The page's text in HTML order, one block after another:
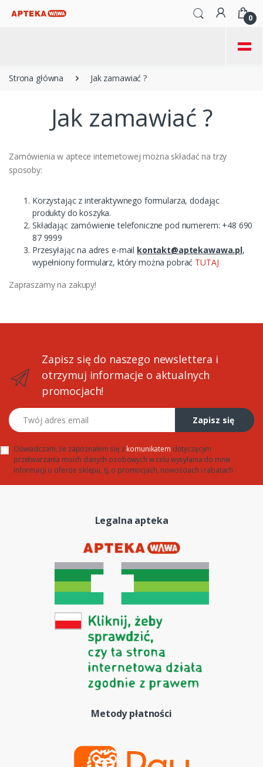
0
=
Strona główna Jak zamawiać ?
Jak zamawiać ?
Zamówienia w aptece internetowej można składać na trzy
sposoby:
Korzystając z interaktywnego formularza, dodając
produkty do koszyka.
Składając zamówienie telefoniczne pod numerem: +48 690
87 9999
Przesyłając na adres e-mail kontakt@aptekawawa.pl,
wypełniony formularz, który można pobrać TUTAJ
Zapraszamy na zakupy!
Zapisz się do naszego newslettera i
otrzymuj informacje o aktualnych
promocjach!
Twój adres email
Zapisz się
Oświadczam, że zapoznałem się zkomunikatem dotyczącym
przetwarzania moich danych osobowych w celu wysyłania do mnie
informacji o ofercie sklepu, tj. o promocjach, nowościach i rabatach
Legalna apteka
Metody płatności